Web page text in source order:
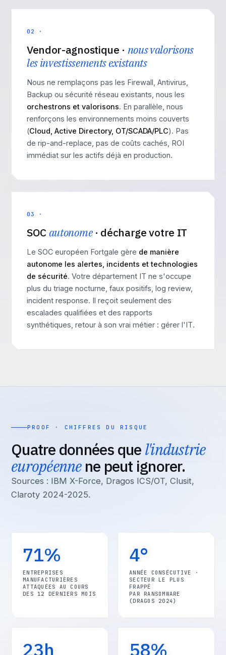
02 ·
Vendor-agnostique · nous valorisons
les investissements existants
Nous ne remplaçons pas les Firewall, Antivirus,
Backup ou sécurité réseau existants, nous les
orchestrons et valorisons. En parallèle, nous
renforçons les environnements moins couverts
(Cloud, Active Directory, OT/SCADA/PLC). Pas
de rip-and-replace, pas de coûts cachés, ROI
immédiat sur les actifs déjà en production.
03 ·
SOC autonome· décharge votre IT
Le SOC européen Fortgale gère de manière
autonome les alertes, incidents et technologies
de sécurité. Votre département IT ne s'occupe
plus du triage nocturne, faux positifs, log review,
incident response. Il reçoit seulement des
escalades qualifiées et des rapports
synthétiques, retour à son vrai métier : gérer l'IT.
PROOF · CHIFFRES DU RISQUE
Quatre données que l'industrie
européennene peut ignorer.
Sources : IBM X-Force, Dragos ICS/OT, Clusit,
Claroty 2024-2025.
71%
ENTREPRISES
MANUFACTURIÈRES
ATTAQUÉES AU COURS
DES 12 DERNIERS MOIS
4°
ANNÉE CONSÉCUTIVE ·
SECTEUR LE PLUS
FRAPPÉ
PAR RANSOMWARE
(DRAGOS 2024)
23h 58%